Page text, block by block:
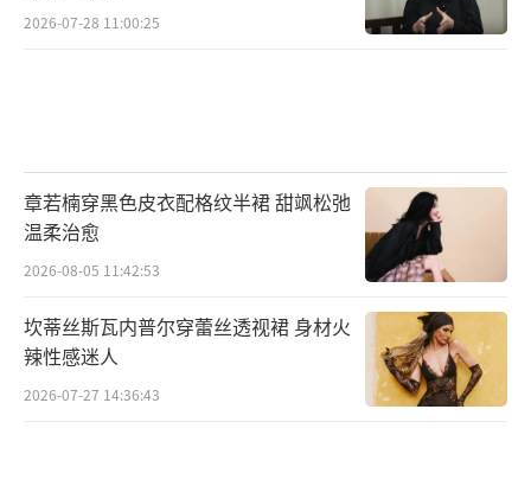
（责任编辑：郭一楠 CK001）
2026-07-28 11:00:25
章若楠穿黑色皮衣配格纹半裙 甜飒松弛
温柔治愈
2026-08-05 11:42:53
坎蒂丝斯瓦内普尔穿蕾丝透视裙 身材火
辣性感迷人
2026-07-27 14:36:43